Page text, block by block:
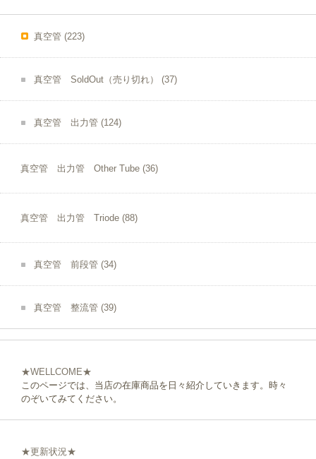
真空管 (223)
真空管 SoldOut（売り切れ） (37)
真空管 出力管 (124)
真空管 出力管 Other Tube (36)
真空管 出力管 Triode (88)
真空管 前段管 (34)
真空管 整流管 (39)
★WELLCOME★
このページでは、当店の在庫商品を日々紹介していきます。時々
のぞいてみてください。
★更新状況★